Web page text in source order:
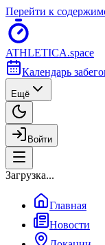
Перейти к
ATHLETICA.space
Календарь
Ещё
Войти
Загрузка...
Главная
Новости